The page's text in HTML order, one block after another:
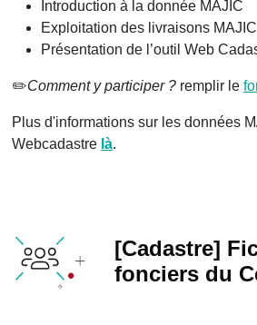
Introduction à la donnée MAJIC
Exploitation des livraisons MAJIC
Présentation de l’outil Web
✏️Comment y participer ? remplir le
Plus d'informations sur les données
Webcadastre là.
[Cadastre]
fonciers du